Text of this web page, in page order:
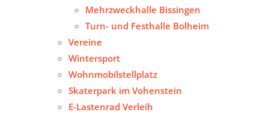
Mehrzweckhalle Bissingen
Turn- und Festhalle Bolheim
Vereine
Wintersport
Wohnmobilstellplatz
Skaterpark im Vohenstein
E-Lastenrad Verleih